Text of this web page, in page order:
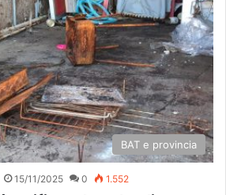
BAT e provincia
15/11/2025 0 1.552